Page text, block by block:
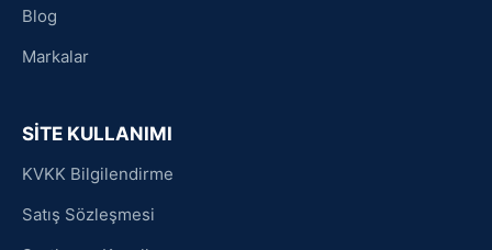
Blog
Markalar
SİTE KULLANIMI
KVKK Bilgilendirme
Satış Sözleşmesi